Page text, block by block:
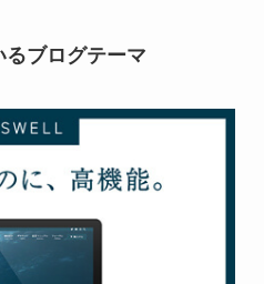
るブログテーマ